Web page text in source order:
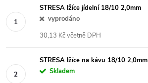
STRESA lžíce jídelní 18/10 2,0mm
vyprodáno
30,13 Kč včetně DPH
STRESA lžíce na kávu 18/10 2,0mm
Skladem